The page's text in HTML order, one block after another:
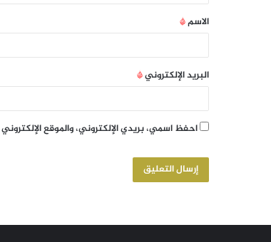
الاسم*
البريد الإلكتروني*
احفظ اسمي، بريدي الإلكتروني، والموقع